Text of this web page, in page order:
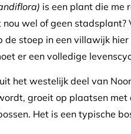
is een plant die me
nou wel of geen
de stoep in een villawijk
er een volledige
het westelijk deel van
groeit op plaatsen met
Het is een typische